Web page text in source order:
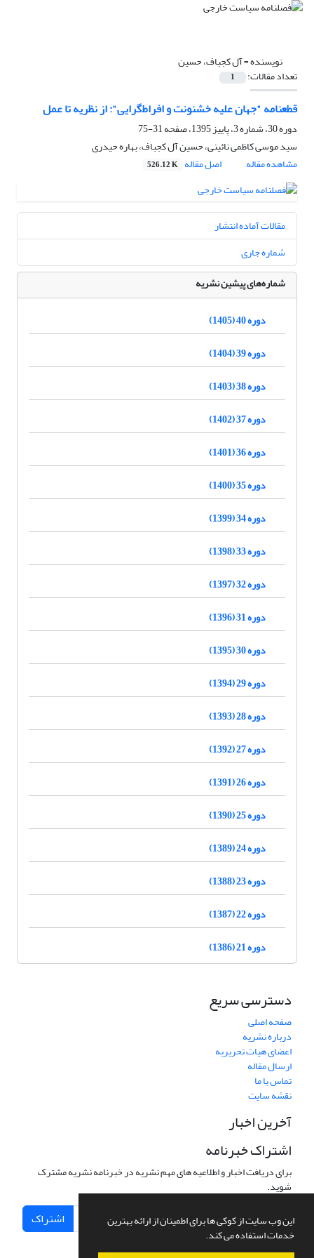
این وب سایت از کوکی ها برای اطمینان از ارائه بهترین
خدمات استفاده می کند.
نویسنده =آل کجباف، حسین
تعداد مقالات: 1
قطعنامه "جهان علیه خشنونت و افراط‌‌گرایی": از نظریه تا عمل
دوره 30، شماره 3، پاییز 1395، صفحه
31-75
سید موسی کاظمی نائینی، حسین آل کجباف، بهاره حیدری
مشاهده مقاله
اصل مقاله 526.12 K
مقالات آماده انتشار
شماره جاری
شماره‌های پیشین نشریه
دوره 40 (1405)
دوره 39 (1404)
دوره 38 (1403)
دوره 37 (1402)
دوره 36 (1401)
دوره 35 (1400)
دوره 34 (1399)
دوره 33 (1398)
دوره 32 (1397)
دوره 31 (1396)
دوره 30 (1395)
دوره 29 (1394)
دوره 28 (1393)
دوره 27 (1392)
دوره 26 (1391)
دوره 25 (1390)
دوره 24 (1389)
دوره 23 (1388)
دوره 22 (1387)
دوره 21 (1386)
دسترسی سریع
صفحه اصلی
درباره نشریه
اعضای هیات تحریریه
ارسال مقاله
تماس با ما
نقشه سایت
آخرین اخبار
اشتراک خبرنامه
برای دریافت اخبار و اطلاعیه های مهم نشریه در خبرنامه نشریه مشترک
شوید.
اشتراک